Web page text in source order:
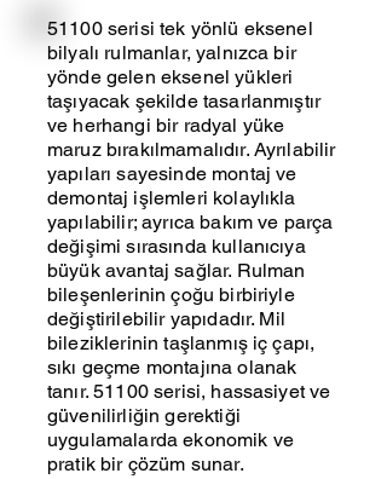
51100 serisi tek yönlü eksenel
bilyalı rulmanlar, yalnızca bir
yönde gelen eksenel yükleri
taşıyacak şekilde tasarlanmıştır
ve herhangi bir radyal yüke
maruz bırakılmamalıdır. Ayrılabilir
yapıları sayesinde montaj ve
demontaj işlemleri kolaylıkla
yapılabilir; ayrıca bakım ve parça
değişimi sırasında kullanıcıya
büyük avantaj sağlar. Rulman
bileşenlerinin çoğu birbiriyle
değiştirilebilir yapıdadır. Mil
bileziklerinin taşlanmış iç çapı,
sıkı geçme montajına olanak
tanır. 51100 serisi, hassasiyet ve
güvenilirliğin gerektiği
uygulamalarda ekonomik ve
pratik bir çözüm sunar.